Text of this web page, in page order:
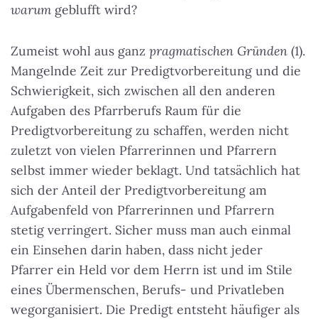
warum geblufft wird?
Zumeist wohl aus ganz pragmatischen Gründen (1).
Mangelnde Zeit zur Predigtvorbereitung und die
Schwierigkeit, sich zwischen all den anderen
Aufgaben des Pfarrberufs Raum für die
Predigtvorbereitung zu schaffen, werden nicht
zuletzt von vielen Pfarrerinnen und Pfarrern
selbst immer wieder beklagt. Und tatsächlich hat
sich der Anteil der Predigtvorbereitung am
Aufgabenfeld von Pfarrerinnen und Pfarrern
stetig verringert. Sicher muss man auch einmal
ein Einsehen darin haben, dass nicht jeder
Pfarrer ein Held vor dem Herrn ist und im Stile
eines Übermenschen, Berufs- und Privatleben
wegorganisiert. Die Predigt entsteht häufiger als